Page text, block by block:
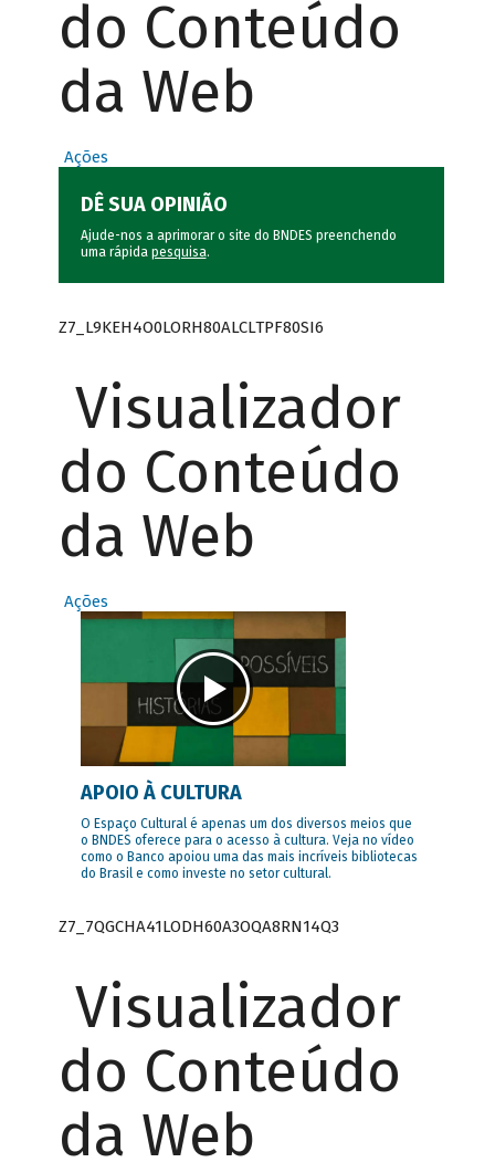
do Conteúdo
da Web
Ações
DÊ SUA OPINIÃO
Ajude-nos a aprimorar o site do BNDES preenchendo
uma rápida pesquisa.
Z7_L9KEH4O0LORH80ALCLTPF80SI6
Visualizador
do Conteúdo
da Web
Ações
APOIO À CULTURA
O Espaço Cultural é apenas um dos diversos meios que
o BNDES oferece para o acesso à cultura. Veja no vídeo
como o Banco apoiou uma das mais incríveis bibliotecas
do Brasil e como investe no setor cultural.
Z7_7QGCHA41LODH60A3OQA8RN14Q3
Visualizador
do Conteúdo
da Web